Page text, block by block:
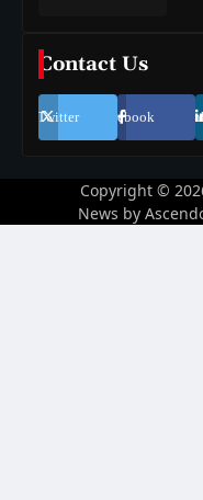
Contact Us
Twitter Facebook
Copyright ©
News by